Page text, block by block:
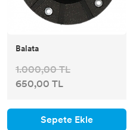
Balata
1.000,00 TL
650,00 TL
Sepete Ekle